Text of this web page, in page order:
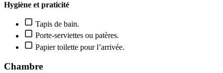
Hygiène et praticité
Tapis de bain.
Porte-serviettes ou patères.
Papier toilette pour l’arrivée.
Chambre